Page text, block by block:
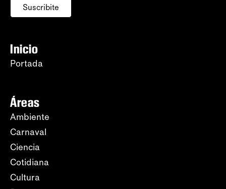
Suscribite
Inicio
Portada
Áreas
Ambiente
Carnaval
Ciencia
Cotidiana
Cultura